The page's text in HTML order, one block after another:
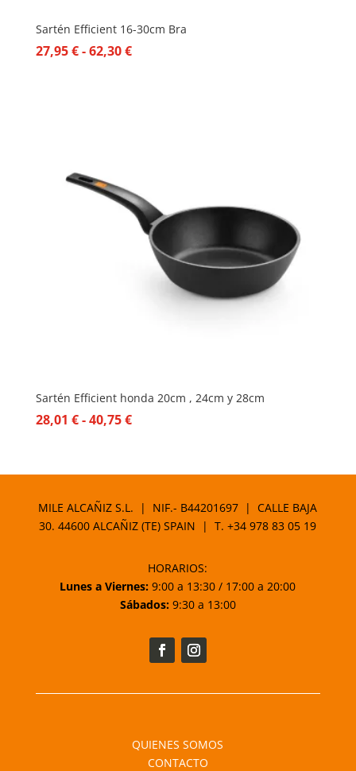
Sartén Efficient 16-30cm Bra
27,95€-62,30€Rango
Sartén Efficient honda 20cm , 24cm y 28cm
28,01 €-40,75€Rango
28,01 €
hasta
MILE ALCAÑIZ S.L. | NIF.- B44201697 | CALLE BAJA
30. 44600 ALCAÑIZ (TE) SPAIN | T.+34 978 83 05 19
HORARIOS:
Lunes a Viernes: 9:00 a 13:30 / 17:00 a 20:00
Sábados:9:30 a 13:00
QUIENES SOMOS
CONTACTO